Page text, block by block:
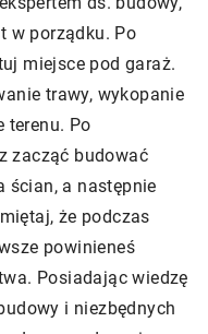
w porządku. Po
miejsce pod garaż.
trawy, wykopanie
terenu. Po
zacząć budować
ścian, a następnie
że podczas
powinieneś
Posiadając wiedzę
i niezbędnych